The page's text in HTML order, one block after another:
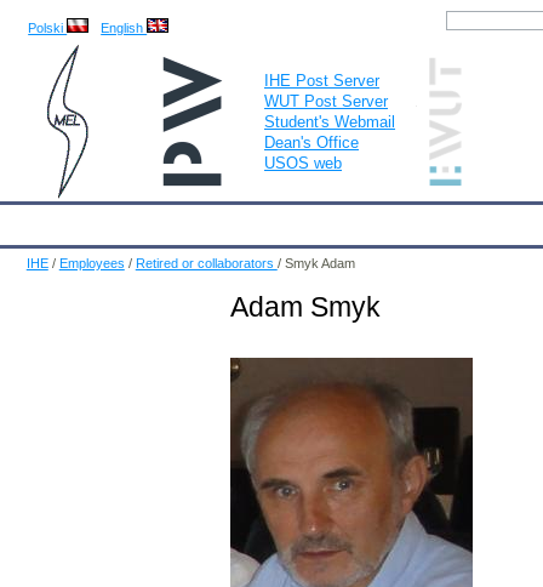
Polski English
IHE Post Server
WUT Post Server
Student's Webmail
Dean's Office
USOS web
IHE / Employees / Retired or collaborators / Smyk Adam
Adam Smyk